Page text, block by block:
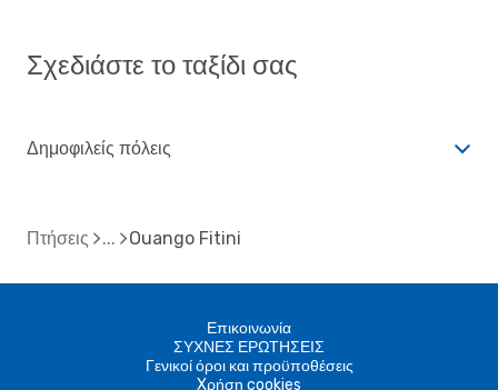
Σχεδιάστε το ταξίδι σας
Δημοφιλείς πόλεις
Πτήσεις Ouango Fitini
Επικοινωνία
ΣΥΧΝΕΣ ΕΡΩΤΗΣΕΙΣ
Γενικοί όροι και προϋποθέσεις
Xρήση cookies